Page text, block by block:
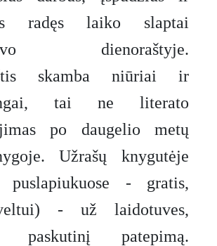
radęs laiko slaptai
dienoraštyje.
skamba niūriai ir
tai ne literato
po daugelio metų
Užrašų knygutėje
puslapiukuose - gratis,
- už laidotuves,
paskutinį patepimą.